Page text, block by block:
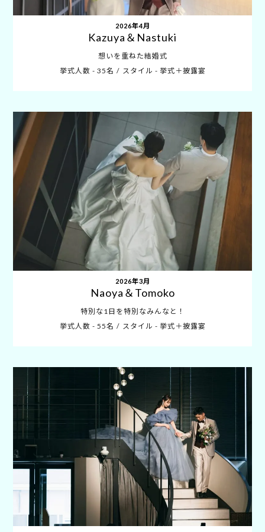
2026年4月
Kazuya＆Nastuki
想いを重ねた結婚式
挙式人数 - 35名
スタイル - 挙式＋披露宴
2026年3月
Naoya＆Tomoko
特別な1日を特別なみんなと！
挙式人数 - 55名
スタイル - 挙式＋披露宴